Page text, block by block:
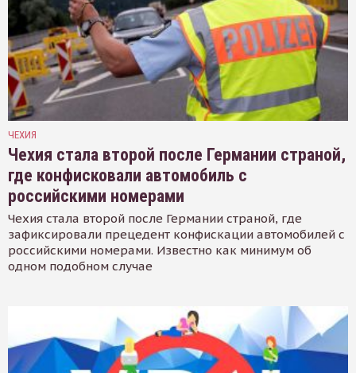
ЧЕХИЯ
Чехия стала второй после Германии страной,
где конфисковали автомобиль с
российскими номерами
Чехия стала второй после Германии страной, где
зафиксировали прецедент конфискации автомобилей с
российскими номерами. Известно как минимум об
одном подобном случае